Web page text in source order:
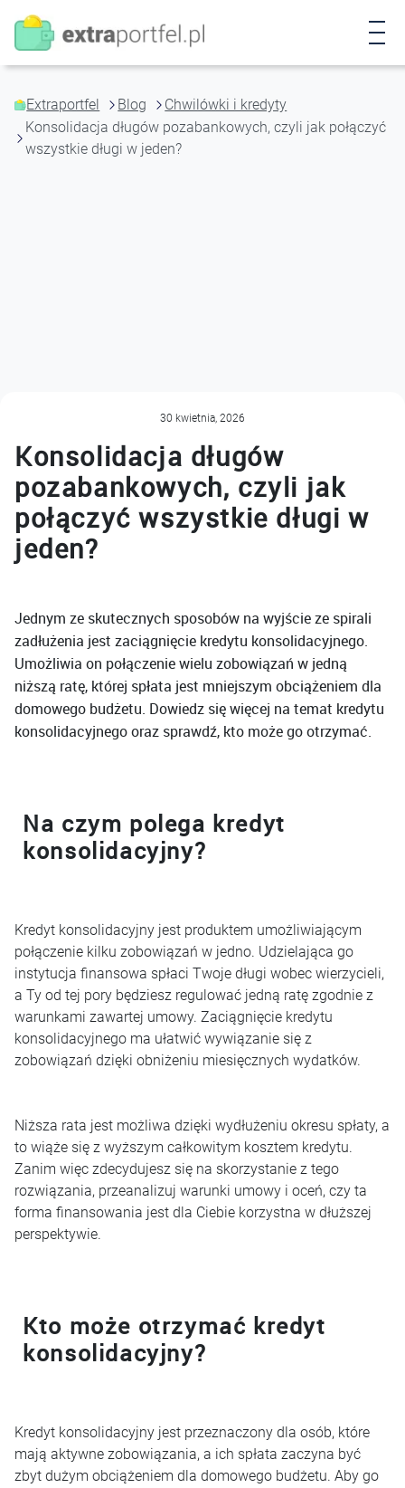
Extraportfel Blog
Chwilówki i kredyty
Konsolidacja długów pozabankowych, czyli jak połączyć
wszystkie długi w jeden?
30 kwietnia, 2026
Konsolidacja długów
pozabankowych, czyli jak
połączyć wszystkie długi w
jeden?
Jednym ze skutecznych sposobów na wyjście ze spirali
zadłużenia jest zaciągnięcie kredytu konsolidacyjnego.
Umożliwia on połączenie wielu zobowiązań w jedną
niższą ratę, której spłata jest mniejszym obciążeniem dla
domowego budżetu. Dowiedz się więcej na temat kredytu
konsolidacyjnego oraz sprawdź, kto może go otrzymać.
Na czym polega kredyt
konsolidacyjny?
Kredyt konsolidacyjny jest produktem umożliwiającym
połączenie kilku zobowiązań w jedno. Udzielająca go
instytucja finansowa spłaci Twoje długi wobec wierzycieli,
a Ty od tej pory będziesz regulować jedną ratę zgodnie z
warunkami zawartej umowy. Zaciągnięcie kredytu
konsolidacyjnego ma ułatwić wywiązanie się z
zobowiązań dzięki obniżeniu miesięcznych wydatków.
Niższa rata jest możliwa dzięki wydłużeniu okresu spłaty, a
to wiąże się z wyższym całkowitym kosztem kredytu.
Zanim więc zdecydujesz się na skorzystanie z tego
rozwiązania, przeanalizuj warunki umowy i oceń, czy ta
forma finansowania jest dla Ciebie korzystna w dłuższej
perspektywie.
Kto może otrzymać kredyt
konsolidacyjny?
Kredyt konsolidacyjny jest przeznaczony dla osób, które
mają aktywne zobowiązania, a ich spłata zaczyna być
zbyt dużym obciążeniem dla domowego budżetu. Aby go